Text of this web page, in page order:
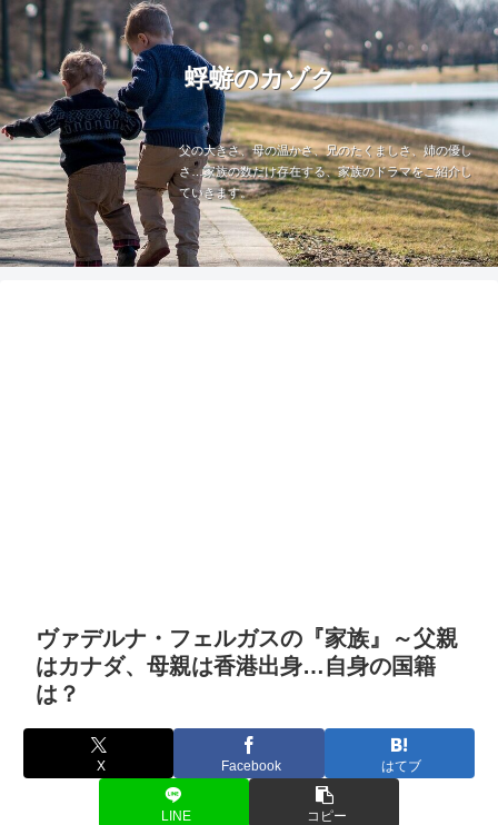
蜉蝣のカゾク
父の大きさ、母の温かさ、兄のたくましさ、姉の優し
さ…家族の数だけ存在する、家族のドラマをご紹介し
ていきます。
ヴァデルナ・フェルガスの『家族』～父親
はカナダ、母親は香港出身…自身の国籍
は？
X Facebook はてブ
LINE コピー